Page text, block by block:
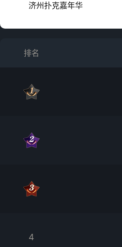
济州扑克嘉年华
排名
4